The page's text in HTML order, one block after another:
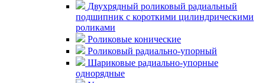
Двухрядный роликовый радиальный
подшипник с короткими цилиндрическими
роликами
Роликовые конические
Роликовый радиально-упорный
Шариковые радиально-упорные
однорядные